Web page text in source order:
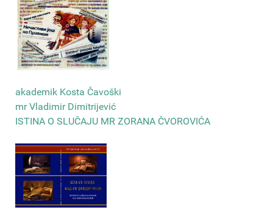
akademik Kosta Čavoški
mr Vladimir Dimitrijević
ISTINA O SLUČAJU MR ZORANA ČVOROVIĆA